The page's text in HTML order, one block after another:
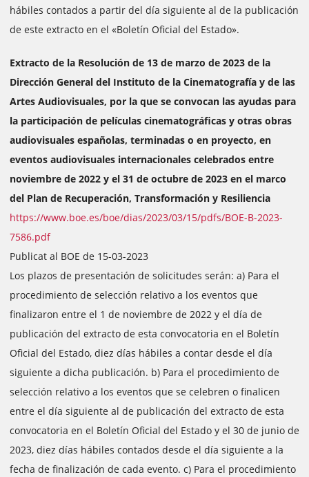
hábiles contados a partir del día siguiente al de la publicación
de este extracto en el «Boletín Oficial del Estado».
Extracto de la Resolución de 13 de marzo de 2023 de la
Dirección General del Instituto de la Cinematografía y de las
Artes Audiovisuales, por la que se convocan las ayudas para
la participación de películas cinematográficas y otras obras
audiovisuales españolas, terminadas o en proyecto, en
eventos audiovisuales internacionales celebrados entre
noviembre de 2022 y el 31 de octubre de 2023 en el marco
del Plan de Recuperación, Transformación y Resiliencia
https://www.boe.es/boe/dias/2023/03/15/pdfs/BOE-B-2023-
7586.pdf
Publicat al BOE de 15-03-2023
Los plazos de presentación de solicitudes serán: a) Para el
procedimiento de selección relativo a los eventos que
finalizaron entre el 1 de noviembre de 2022 y el día de
publicación del extracto de esta convocatoria en el Boletín
Oficial del Estado, diez días hábiles a contar desde el día
siguiente a dicha publicación. b) Para el procedimiento de
selección relativo a los eventos que se celebren o finalicen
entre el día siguiente al de publicación del extracto de esta
convocatoria en el Boletín Oficial del Estado y el 30 de junio de
2023, diez días hábiles contados desde el día siguiente a la
fecha de finalización de cada evento. c) Para el procedimiento